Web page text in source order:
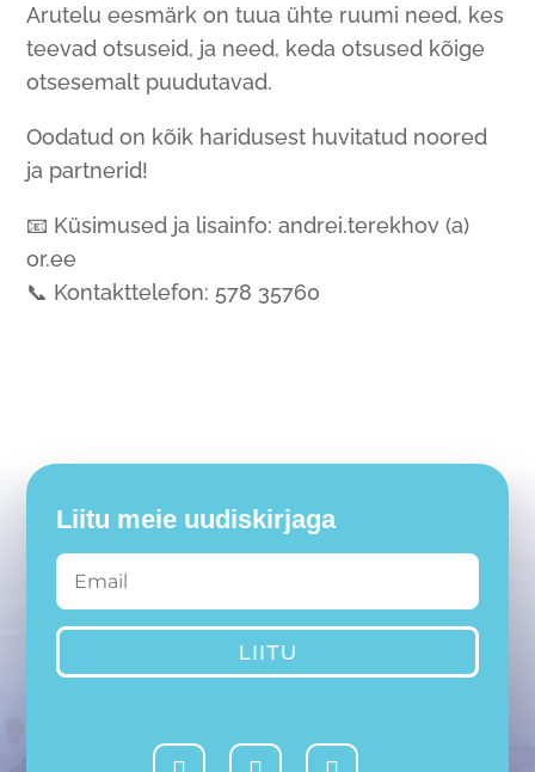
Arutelu eesmärk on tuua ühte ruumi need, kes
teevad otsuseid, ja need, keda otsused kõige
otsesemalt puudutavad.
Oodatud on kõik haridusest huvitatud noored
ja partnerid!
📧 Küsimused ja lisainfo: andrei.terekhov (a)
or.ee
📞 Kontakttelefon: 578 35760
Liitu meie uudiskirjaga
LIITU